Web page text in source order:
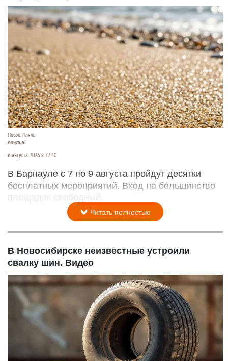
Песок. Пляж.
Алиса ai
6 августа 2026 в 22:40
В Барнауле с 7 по 9 августа пройдут десятки
бесплатных мероприятий. Вход на большинство
площадок свободный.
Читать полностью
В Новосибирске неизвестные устроили
свалку шин. Видео